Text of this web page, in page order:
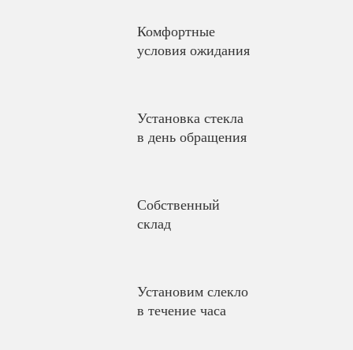
Комфортные
условия ожидания
Установка стекла
в день обращения
Собственный
склад
Установим слекло
в течение часа